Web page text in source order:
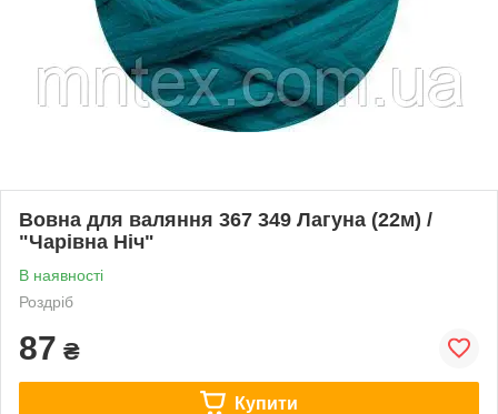
Вовна для валяння 367 349 Лагуна (22м) /
"Чарівна Ніч"
В наявності
Роздріб
87 ₴
Купити